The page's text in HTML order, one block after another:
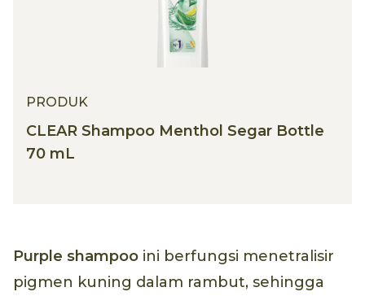
PRODUK
CLEAR Shampoo Menthol Segar Bottle
70 mL
Purple shampoo ini berfungsi menetralisir
pigmen kuning dalam rambut, sehingga